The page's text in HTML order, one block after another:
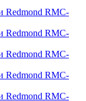
Redmond RMC-
Redmond RMC-
Redmond RMC-
Redmond RMC-
Redmond RMC-